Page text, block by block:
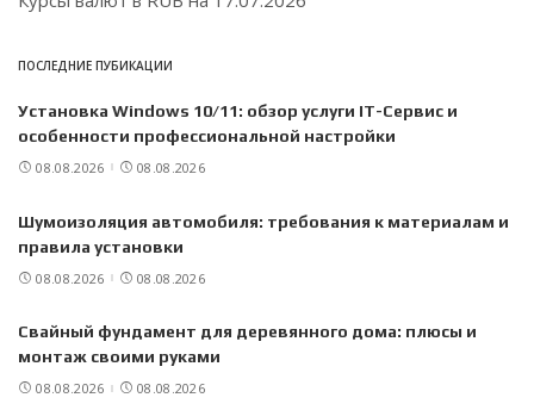
ПОСЛЕДНИЕ ПУБИКАЦИИ
Установка Windows 10/11: обзор услуги IT-Сервис и
особенности профессиональной настройки
08.08.2026 08.08.2026
Шумоизоляция автомобиля: требования к материалам и
правила установки
08.08.2026 08.08.2026
Свайный фундамент для деревянного дома: плюсы и
монтаж своими руками
08.08.2026 08.08.2026